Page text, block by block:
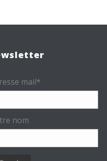
mail*
nom